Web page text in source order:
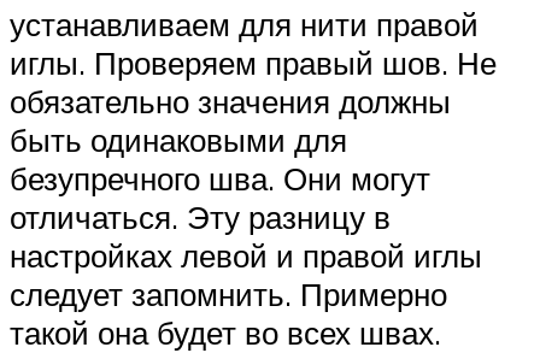
устанавливаем для нити правой
иглы. Проверяем правый шов. Не
обязательно значения должны
быть одинаковыми для
безупречного шва. Они могут
отличаться. Эту разницу в
настройках левой и правой иглы
следует запомнить. Примерно
такой она будет во всех швах.